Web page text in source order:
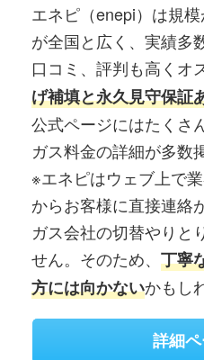
エネピ（enepi）は規
が全国と広く、実績多
口コミ、評判も高くオ
げ補填と永久見守保証
公式ページにはたくさ
ガス料金の詳細が多数
※エネピはウェブ上で
からお客様に直接連絡
ガス会社の切替やりと
せん。そのため、 丁寧
方には向かないかもし
詳細